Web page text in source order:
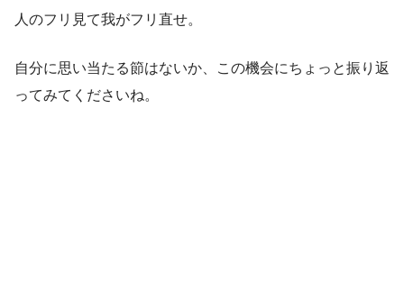
人のフリ見て我がフリ直せ。
自分に思い当たる節はないか、この機会にちょっと振り返
ってみてくださいね。